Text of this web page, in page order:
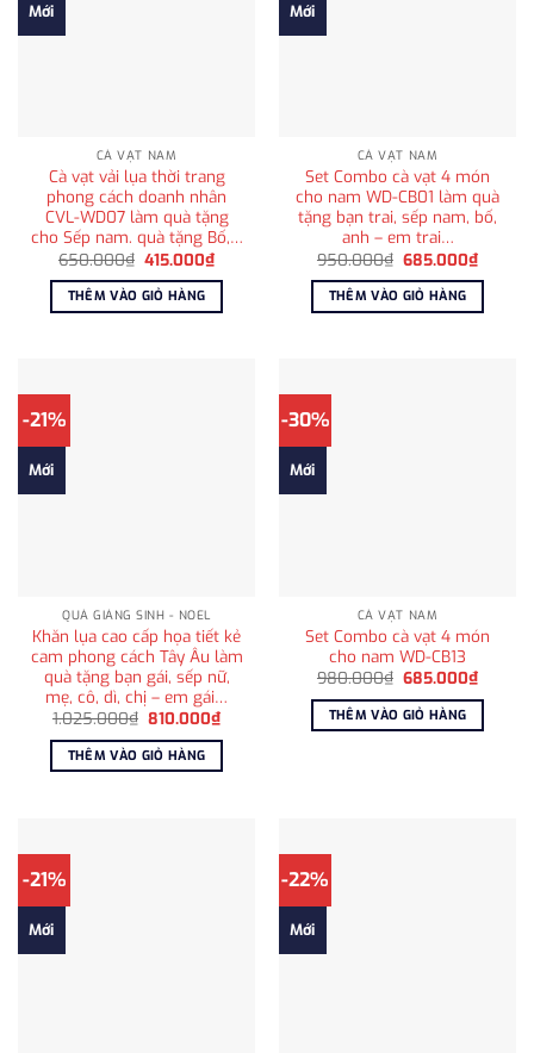
Mới
CÀ VẠT NAM
Cà vạt vải lụa thời trang
phong cách doanh nhân
CVL-WD07 làm quà tặng
cho Sếp nam. quà tặng Bố,…
650.000₫ Giá
là:
650.000₫.
415.000₫Giá
hiện
tại
415.000₫.
THÊM VÀO GIỎ HÀNG
Mới
CÀ VẠT NAM
Set Combo cà vạt 4 món
cho nam WD-CB01 làm quà
tặng bạn trai, sếp nam, bố,
anh – em trai…
950.000₫ Giá
là:
950.000₫.
685.000₫Giá
hiện
tại
THÊM VÀO GIỎ HÀNG
-21%
Mới
QUÀ GIÁNG SINH - NOEL
Khăn lụa cao cấp họa tiết kẻ
cam phong cách Tây Âu làm
quà tặng bạn gái, sếp nữ,
mẹ, cô, dì, chị – em gái…
1.025.000₫ Giá
là:
1.025.000₫.
810.000₫Giá
hiện
tại
810.000₫.
THÊM VÀO GIỎ HÀNG
-30%
Mới
CÀ VẠT NAM
Set Combo cà vạt 4 món
cho nam WD-CB13
980.000₫ Giá
là:
980.000₫.
685.000₫Giá
hiện
tại
THÊM VÀO GIỎ HÀNG
-21%
Mới
-22%
Mới